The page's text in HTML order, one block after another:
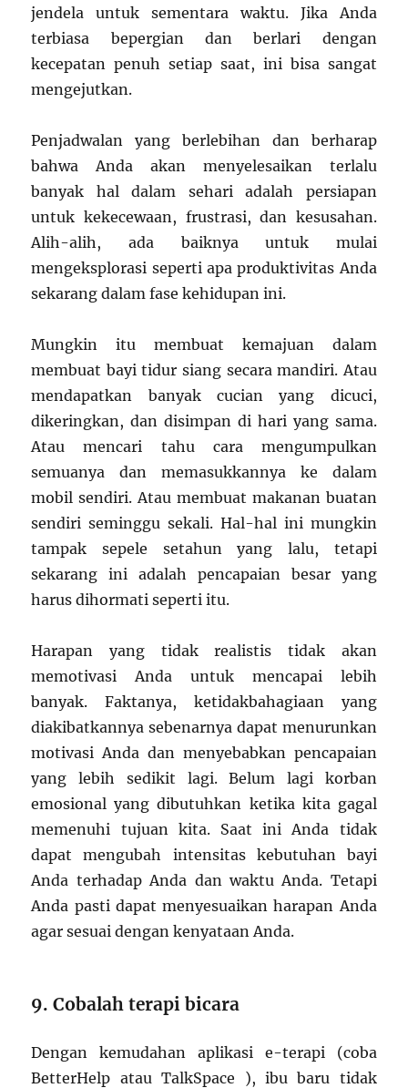
jendela untuk sementara waktu. Jika Anda
terbiasa bepergian dan berlari dengan
kecepatan penuh setiap saat, ini bisa sangat
mengejutkan.
Penjadwalan yang berlebihan dan berharap
bahwa Anda akan menyelesaikan terlalu
banyak hal dalam sehari adalah persiapan
untuk kekecewaan, frustrasi, dan kesusahan.
Alih-alih, ada baiknya untuk mulai
mengeksplorasi seperti apa produktivitas Anda
sekarang dalam fase kehidupan ini.
Mungkin itu membuat kemajuan dalam
membuat bayi tidur siang secara mandiri. Atau
mendapatkan banyak cucian yang dicuci,
dikeringkan, dan disimpan di hari yang sama.
Atau mencari tahu cara mengumpulkan
semuanya dan memasukkannya ke dalam
mobil sendiri. Atau membuat makanan buatan
sendiri seminggu sekali. Hal-hal ini mungkin
tampak sepele setahun yang lalu, tetapi
sekarang ini adalah pencapaian besar yang
harus dihormati seperti itu.
Harapan yang tidak realistis tidak akan
memotivasi Anda untuk mencapai lebih
banyak. Faktanya, ketidakbahagiaan yang
diakibatkannya sebenarnya dapat menurunkan
motivasi Anda dan menyebabkan pencapaian
yang lebih sedikit lagi. Belum lagi korban
emosional yang dibutuhkan ketika kita gagal
memenuhi tujuan kita. Saat ini Anda tidak
dapat mengubah intensitas kebutuhan bayi
Anda terhadap Anda dan waktu Anda. Tetapi
Anda pasti dapat menyesuaikan harapan Anda
agar sesuai dengan kenyataan Anda.
9. Cobalah terapi bicara
Dengan kemudahan aplikasi e-terapi (coba
BetterHelp atau TalkSpace ), ibu baru tidak